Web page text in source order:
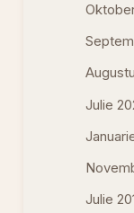
Julie
Julie